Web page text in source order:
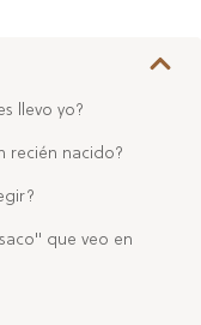
llevo yo?
recién nacido?
que veo en